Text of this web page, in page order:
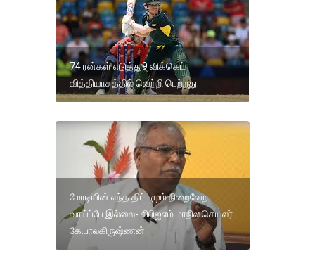
74 ரன்கள் எடுத்து9 விக்கெட்
வித்தியாசத்தில் வெற்றி பெற்றது.
மோடியின் எந்த திட்டமும் நிறைவேற
வாய்ப்பே இல்லை- சிபிஐஎம் மாநில செயலர்
கே.பாலகிருஷ்ணன்